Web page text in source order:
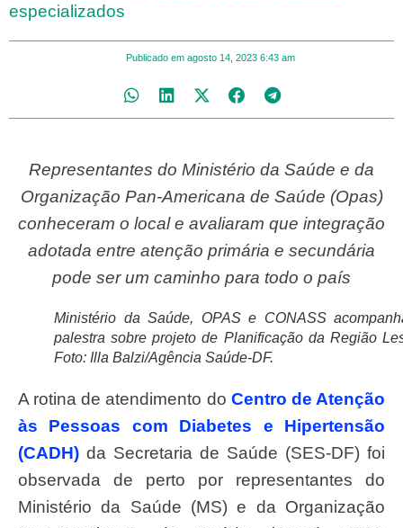
especializados
Publicado em agosto 14, 2023 6:43 am
Representantes do Ministério da Saúde e da
Organização Pan-Americana de Saúde (Opas)
conheceram o local e avaliaram que integração
adotada entre atenção primária e secundária
pode ser um caminho para todo o país
Ministério da Saúde, OPAS e CONASS
palestra sobre projeto de Planificação da Região
Foto: Illa Balzi/Agência Saúde-DF.
A rotina de atendimento do Centro de Atenção
às Pessoas com Diabetes e Hipertensão
(CADH) da Secretaria de Saúde (SES-DF) foi
observada de perto por representantes do
Ministério da Saúde (MS) e da Organização